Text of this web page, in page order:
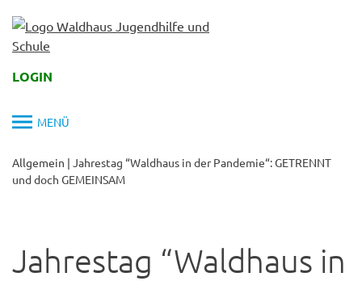
content
LOGIN
MENÜ
Allgemein | Jahrestag “Waldhaus in der Pandemie“: GETRENNT
und doch GEMEINSAM
Jahrestag “Waldhaus in